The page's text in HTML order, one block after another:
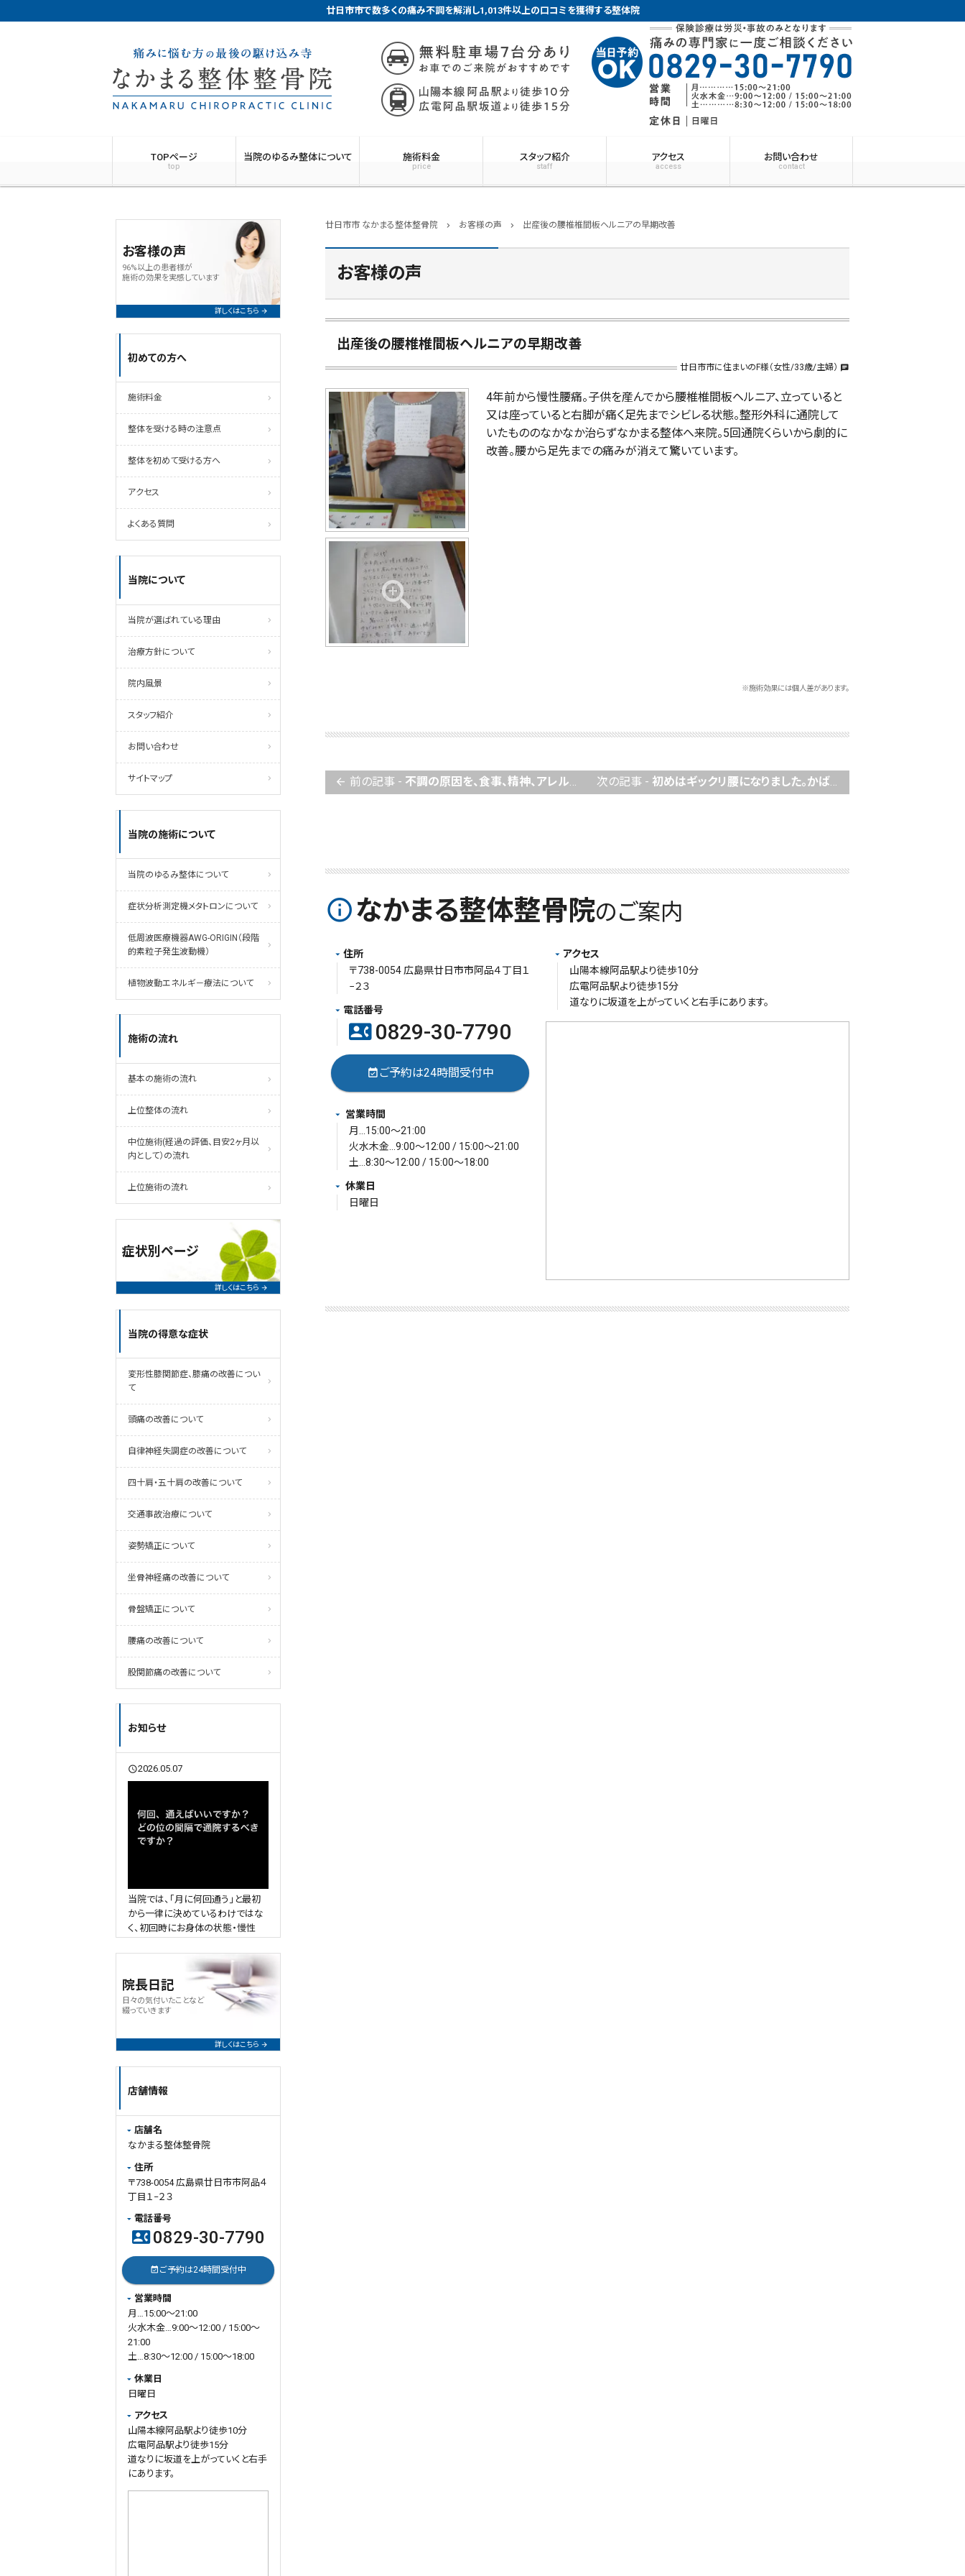
廿日市市で数多くの痛み不調を解消し1,013件以上の口コミを獲得する整体院
TOPページ
top
当院のゆるみ整体について 施術料金
price
スタッフ紹介
staff
アクセス
access
お問い合わせ
contact
廿日市市 なかまる整体整骨院 chevron_right お客様の声 chevron_right 出産後の腰椎椎間板ヘルニアの早期改善
お客様の声
出産後の腰椎椎間板ヘルニアの早期改善
廿日市市に住まいのF様（女性/33歳/主婦） chat
4年前から慢性腰痛。子供を産んでから腰椎椎間板ヘルニア、立っていると
又は座っていると右脚が痛く足先までシビレる状態。整形外科に通院して
いたもののなかなか治らずなかまる整体へ来院。5回通院くらいから劇的に
改善。腰から足先までの痛みが消えて驚いています。
※施術効果には個人差があります。
arrow_back 前の記事 - 不調の原因を、食事、精神、アレルゲンから明確に波動で見つけることもできる。メタトロンさくら波動分析治療器 次の記事 - 初めはギックリ腰になりました。かばい過ぎて坐骨神経痛と頚椎症を併発。なかまる整体では治せます。
info_outlineなかまる整体整骨院のご案内
住所
〒738-0054 広島県廿日市市阿品４丁目１
−２３
電話番号
contact_phone0829-30-7790
event_availableご予約は24時間受付中
営業時間
月…15:00～21:00
火水木金…9:00～12:00 / 15:00～21:00
土…8:30～12:00 / 15:00～18:00
休業日
日曜日
アクセス
山陽本線阿品駅より徒歩10分
広電阿品駅より徒歩15分
道なりに坂道を上がっていくと右手にあります。
お客様の声
96%以上の患者様が
施術の効果を実感しています
詳しくはこちら
初めての方へ
施術料金
整体を受ける時の注意点
整体を初めて受ける方へ
アクセス
よくある質問
当院について
当院が選ばれている理由
治療方針について
院内風景
スタッフ紹介
お問い合わせ
サイトマップ
当院の施術について
当院のゆるみ整体について
症状分析測定機メタトロンについて
低周波医療機器AWG-ORIGIN（段階
的素粒子発生波動機）
植物波動エネルギ－療法について
施術の流れ
基本の施術の流れ
上位整体の流れ
中位施術(経過の評価、目安2ヶ月以
内として）の流れ
上位施術の流れ
症状別ページ
詳しくはこちら
当院の得意な症状
変形性膝関節症、膝痛の改善につい
て
頭痛の改善について
自律神経失調症の改善について
四十肩・五十肩の改善について
交通事故治療について
姿勢矯正について
坐骨神経痛の改善について
骨盤矯正について
腰痛の改善について
股関節痛の改善について
お知らせ
query_builder2026.05.07
当院では、「月に何回通う」と最初
から一律に決めているわけではな
く、初回時にお身体の状態・慢性
に確認した上で、その方に合った施
術計画をご提案しております。
同じ症状名でも、
・身体の歪み
・日常生活での負担
・食事、睡眠、姿勢などの生活習慣
・ご本人の身体感覚や回復力
は人それぞれ異なるため、必要な
通院間隔や回数も変わってきます。
例えば、
・生活習慣のバランスが良い方
・身体感覚が優れているスポーツ
選手の方
・セルフケアをしっかり実践できる
方
も安定しやすく、施術時間が短くて
も改善しやすい傾向があります。ま
状態を維持できるケースも多くあり
ます。
一方で、
・慢性化が強い
・疲労の蓄積が大きい
・睡眠や食事バランスの乱れ
・身体感覚が鈍く、無理をしてしまう
といった場合には、最初は戻りが早
いため、ある程度詰めて施術した方
当院では、
「まず1週間もつか」
「2週間空けても安定するか」
「1ヶ月間隔でも改善が進む状態
院長日記
日々の気付いたことなど
綴っていきます
詳しくはこちら
店舗情報
店舗名
なかまる整体整骨院
住所
〒738-0054 広島県廿日市市阿品４
丁目１−２３
電話番号
contact_phone 0829-30-7790
event_available ご予約は24時間受付中
営業時間
月…15:00～21:00
火水木金…9:00～12:00 / 15:00～
21:00
土…8:30～12:00 / 15:00～18:00
休業日
日曜日
アクセス
山陽本線阿品駅より徒歩10分
広電阿品駅より徒歩15分
道なりに坂道を上がっていくと右手
にあります。